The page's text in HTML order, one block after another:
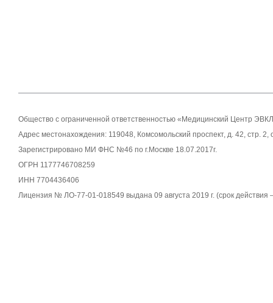
Общество с ограниченной ответственностью «Медицинский Центр
Адрес местонахождения: 119048, Комсомольский проспект, д. 42, стр. 2,
Зарегистрировано МИ ФНС №46 по г.Москве 18.07.2017г.
ОГРН 1177746708259
ИНН 7704436406
Лицензия № ЛО-77-01-018549 выдана 09 августа 2019 г. (срок действия